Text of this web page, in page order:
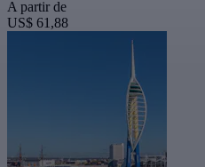
A partir de
US$ 61,88